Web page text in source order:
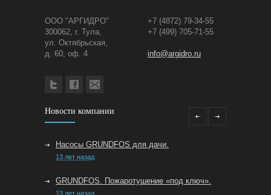
ООО "АРГИДРО"
+7 (4872) 79-34-55
300062, г. Тула,
+7 (499) 705-71-55
ул. Октябрьская,
д. 60, оф. 4
info@argidro.ru
Новости компании
Насосы GRUNDFOS для дачи.
13 лет назад
GRUNDFOS. Пожаротушение «под ключ».
13 лет назад